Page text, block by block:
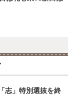
志」特別選抜を終